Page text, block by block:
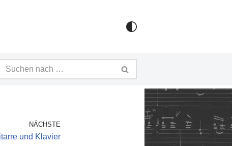
NÄCHSTE
und Klavier